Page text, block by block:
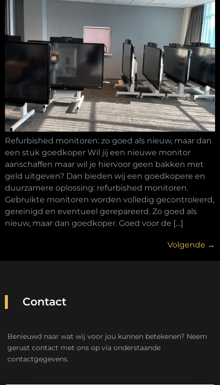
Refurbished monitoren: zo goed als nieuw, maar dan
een stuk goedkoper Wil jij een nieuwe monitor
aanschaffen maar wil je hiervoor geen bakken met
geld uitgeven? Dan bieden wij een goedkopere en
duurzamere oplossing: refurbished monitoren.
Gebruikte monitoren worden volledig gecontroleerd,
gereinigd en eventueel gerepareerd. Zo goed als
nieuw, maar dan goedkoper. Goed voor de […]
Volgende →
Contact
Benieuwd naar wat wij voor jou kunnen betekenen? Neem
gerust contact met ons op via onderstaande
contactgegevens.